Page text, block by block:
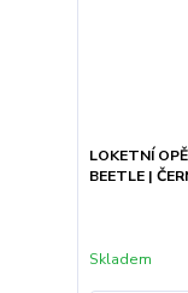
LOKETNÍ
BEETLE |
Skladem